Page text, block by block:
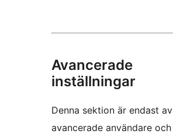
Avancerade
inställningar
Denna sektion är endast
avancerade användare och